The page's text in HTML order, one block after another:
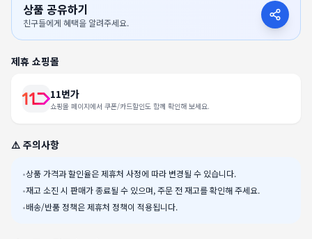
상품 공유하기
친구들에게 혜택을 알려주세요.
제휴 쇼핑몰
11번가
쇼핑몰 페이지에서 쿠폰/카드할인도 함께 확인해 보세요.
⚠️ 주의사항
•상품 가격과 할인율은 제휴처 사정에 따라 변경될 수 있습니다.
•재고 소진 시 판매가 종료될 수 있으며, 주문 전 재고를 확인해 주세요.
•배송/반품 정책은 제휴처 정책이 적용됩니다.